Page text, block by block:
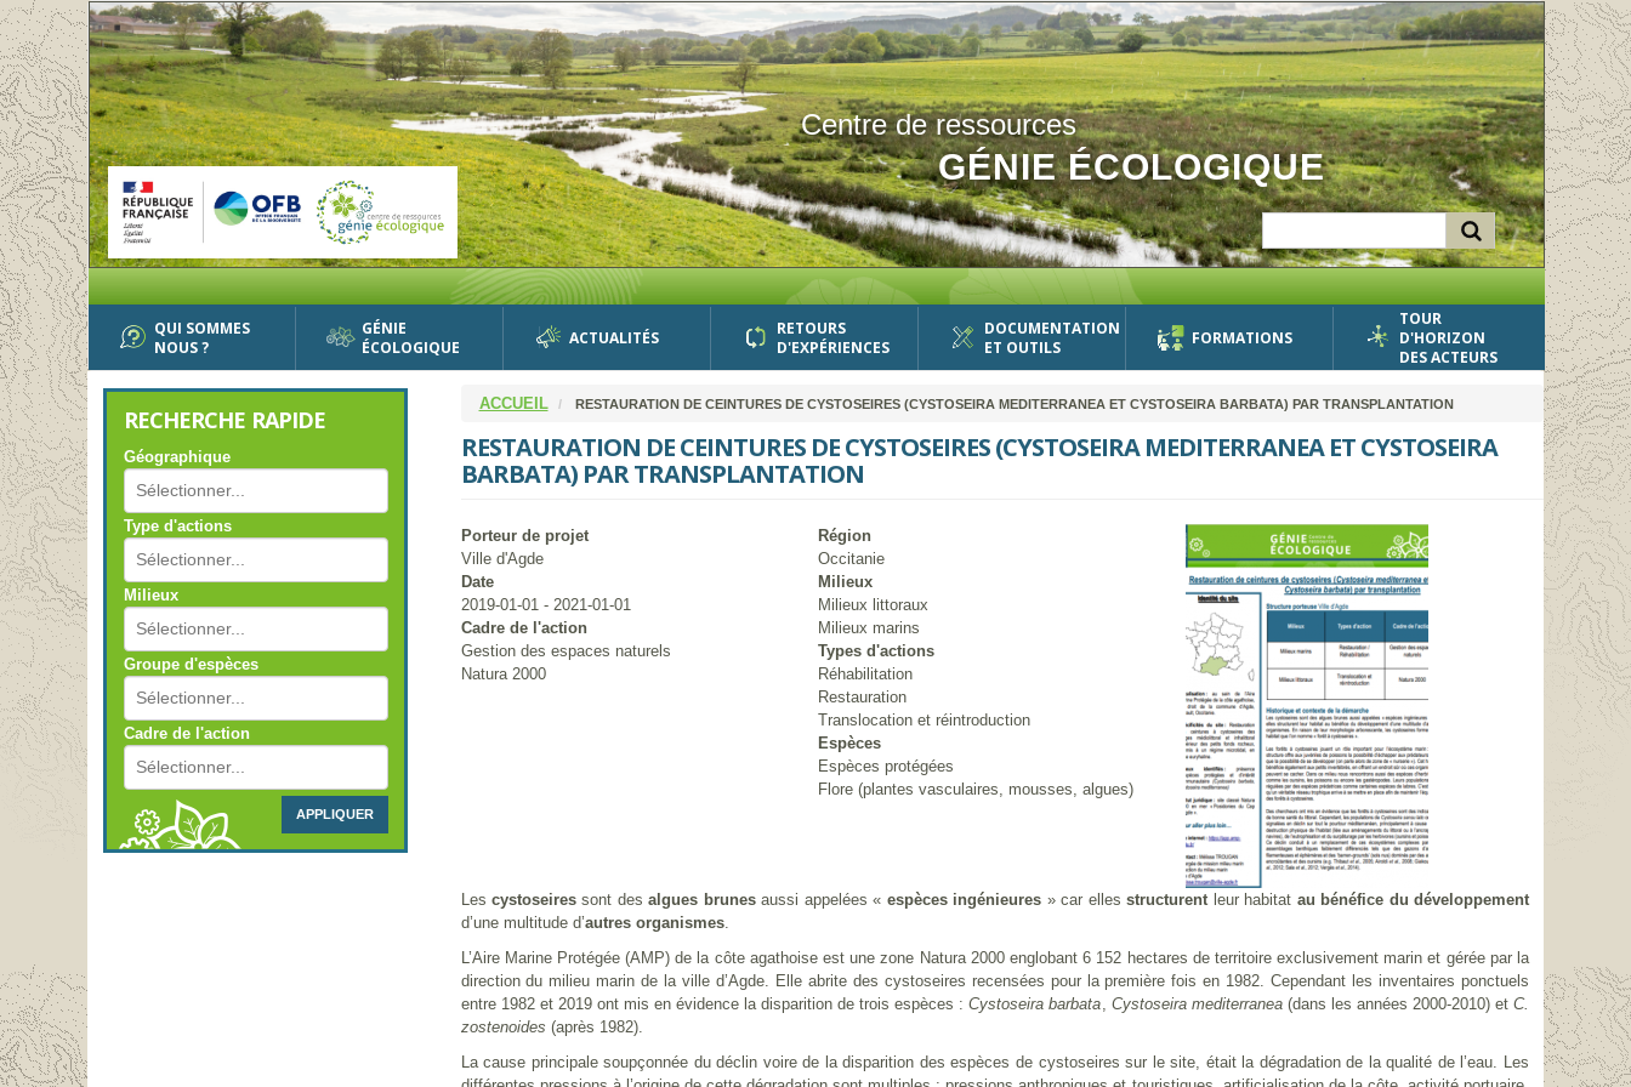
Aller
au
contenu
principal
Centre de ressources
GÉNIE ÉCOLOGIQUE
QUI SOMMES
NOUS ?
GÉNIE
ÉCOLOGIQUE
ACTUALITÉS
RETOURS
D'EXPÉRIENCES
DOCUMENTATION
ET OUTILS
FORMATIONS
TOUR
D'HORIZON
DES ACTEURS
RECHERCHE RAPIDE
Géographique
Type d'actions
Milieux
Groupe d'espèces
Cadre de l'action
APPLIQUER
ACCUEIL RESTAURATION DE CEINTURES DE CYSTOSEIRES (CYSTOSEIRA MEDITERRANEA ET CYSTOSEIRA BARBATA) PAR TRANSPLANTATION
RESTAURATION DE CEINTURES DE CYSTOSEIRES (CYSTOSEIRA MEDITERRANEA ET CYSTOSEIRA
BARBATA) PAR TRANSPLANTATION
Porteur de projet
Ville d'Agde
Date
2019-01-01 - 2021-01-01
Cadre de l'action
Gestion des espaces naturels
Natura 2000
Région
Occitanie
Milieux
Milieux littoraux
Milieux marins
Types d'actions
Réhabilitation
Restauration
Translocation et réintroduction
Espèces
Espèces protégées
Flore (plantes vasculaires, mousses, algues)
Les cystoseiressont desalgues brunesaussi appelées « espèces ingénieures » car ellesstructurent leur habitat au bénéfice du développement
d’une multitude d’autres organismes.
L’Aire Marine Protégée (AMP) de la côte agathoise est une zone Natura 2000 englobant 6 152 hectares de territoire exclusivement marin et gérée par la
direction du milieu marin de la ville d’Agde. Elle abrite des cystoseires recensées pour la première fois en 1982. Cependant les inventaires ponctuels
entre 1982 et 2019 ont mis en évidence la disparition de trois espèces :Cystoseira barbata Cystoseira mediterranea(dans les années 2000-2010) etC.
zostenoides (après 1982).
La cause principale soupçonnée du déclin voire de la disparition des espèces de cystoseires sur le site, était la dégradation de la qualité de l’eau. Les